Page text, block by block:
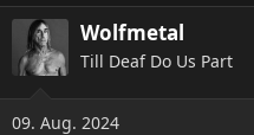
Wolfmetal
Till Deaf Do Us Part
09. Aug. 2024